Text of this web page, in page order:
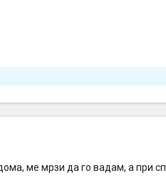
дома, ме мрзи да го вадам, а при